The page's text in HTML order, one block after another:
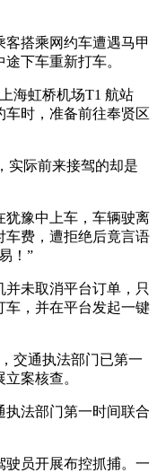
搭乘网约车遭遇马甲
下车重新打车。
海虹桥机场T1 航站
时，准备前往奉贤区
实际前来接驾的却是
犹豫中上车，车辆驶离
车费，遭拒绝后竟言语
！”
未取消平台订单，只
车，并在平台发起一键
交通执法部门已第一
案核查。
法部门第一时间联合
驶员开展布控抓捕。一